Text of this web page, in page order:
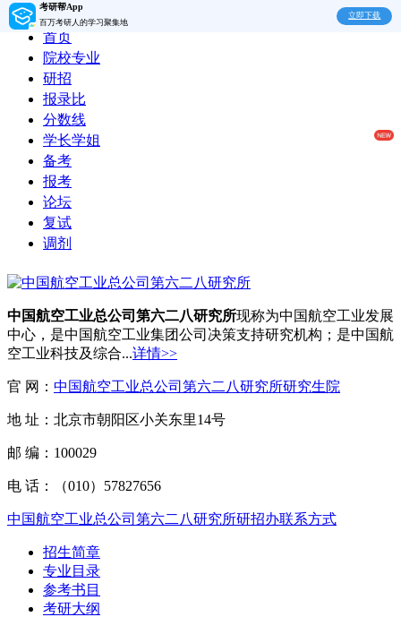
考研帮App
百万考研人的学习聚集地
立即下载
首页
院校专业
研招
报录比
分数线
学长学姐
备考
报考
论坛
复试
调剂
中国航空工业总公司第六二八研究所现称为中国航空工业发展
中心，是中国航空工业集团公司决策支持研究机构；是中国航
空工业科技及综合...详情>>
官 网： 中国航空工业总公司第六二八研究所研究生院
地 址：北京市朝阳区小关东里14号
邮 编：100029
电 话：（010）57827656
中国航空工业总公司第六二八研究所研招办联系方式
招生简章
专业目录
参考书目
考研大纲